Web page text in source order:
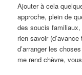
Ajouter à cela
approche, plein de
des soucis
rien savoir
d’arranger les
me rend chèvre,